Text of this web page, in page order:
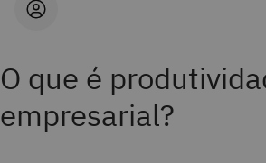
O que é
empresarial?